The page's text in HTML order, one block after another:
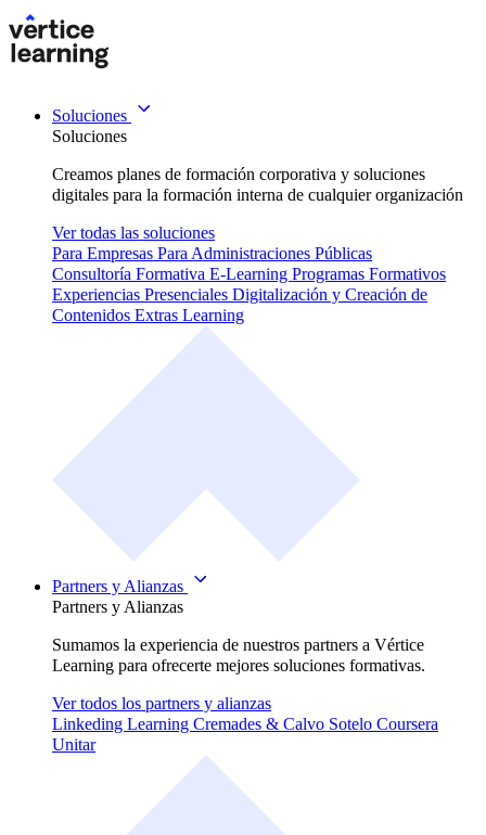
Soluciones
Soluciones
Creamos planes de formación corporativa y soluciones
digitales para la formación interna de cualquier organización
Ver todas las soluciones
Para Empresas Para Administraciones Públicas
Consultoría Formativa E-Learning Programas Formativos
Experiencias Presenciales Digitalización y Creación de
Contenidos Extras Learning
Partners y Alianzas
Partners y Alianzas
Sumamos la experiencia de nuestros partners a Vértice
Learning para ofrecerte mejores soluciones formativas.
Ver todos los partners y alianzas
Linkeding Learning Cremades & Calvo Sotelo Coursera
Unitar